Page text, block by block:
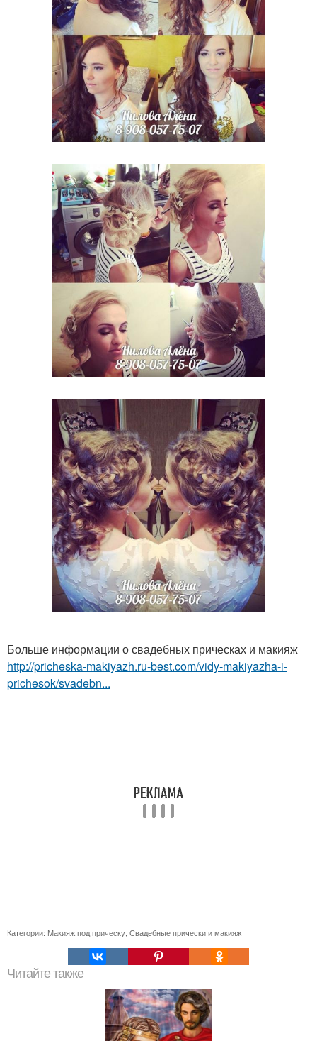
Больше информации о свадебных прическах и макияж
http://pricheska-makiyazh.ru-best.com/vidy-makiyazha-i-
prichesok/svadebn...
Категории: Макияж под прическу Свадебные прически и макияж
Читайте также